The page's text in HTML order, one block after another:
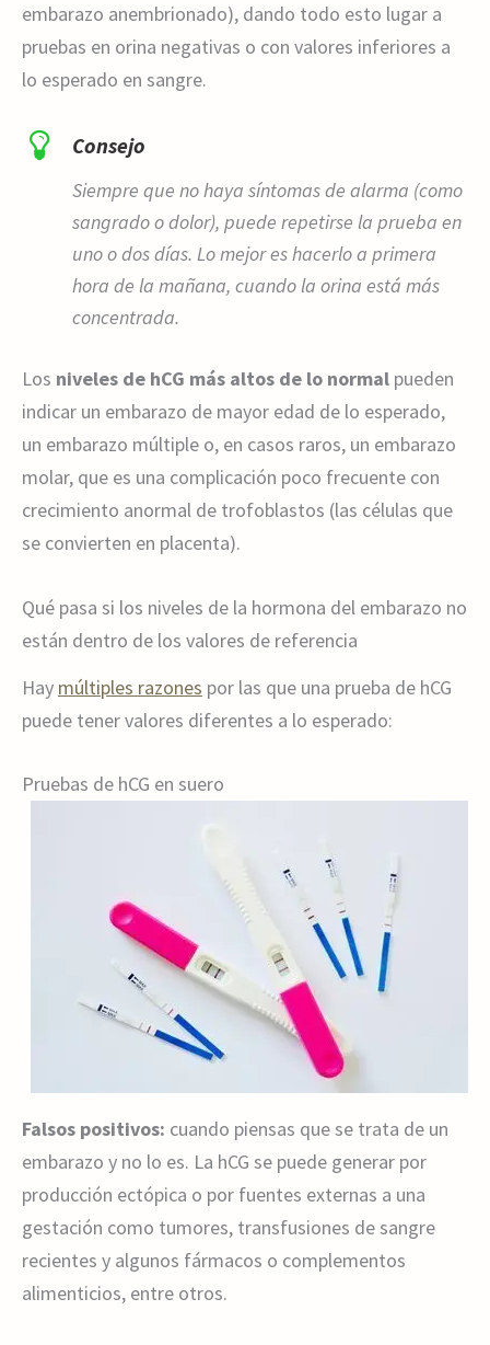
embarazo anembrionado), dando todo esto lugar a
pruebas en orina negativas o con valores inferiores a
lo esperado en sangre.
Consejo
Siempre que no haya síntomas de alarma (como
sangrado o dolor), puede repetirse la prueba en
uno o dos días. Lo mejor es hacerlo a primera
hora de la mañana, cuando la orina está más
concentrada.
Los niveles de hCG más altos de lo normal pueden
indicar un embarazo de mayor edad de lo esperado,
un embarazo múltiple o, en casos raros, un embarazo
molar, que es una complicación poco frecuente con
crecimiento anormal de trofoblastos (las células que
se convierten en placenta).
Qué pasa si los niveles de la hormona del embarazo no
están dentro de los valores de referencia
Hay múltiples razones por las que una prueba de hCG
puede tener valores diferentes a lo esperado:
Pruebas de hCG en suero
Falsos positivos: cuando piensas que se trata de un
embarazo y no lo es. La hCG se puede generar por
producción ectópica o por fuentes externas a una
gestación como tumores, transfusiones de sangre
recientes y algunos fármacos o complementos
alimenticios, entre otros.